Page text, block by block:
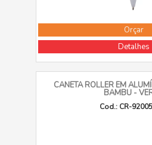
Orçar
Detalhes
CANETA ROLLER EM
BAMBU -
Cod.: CR-